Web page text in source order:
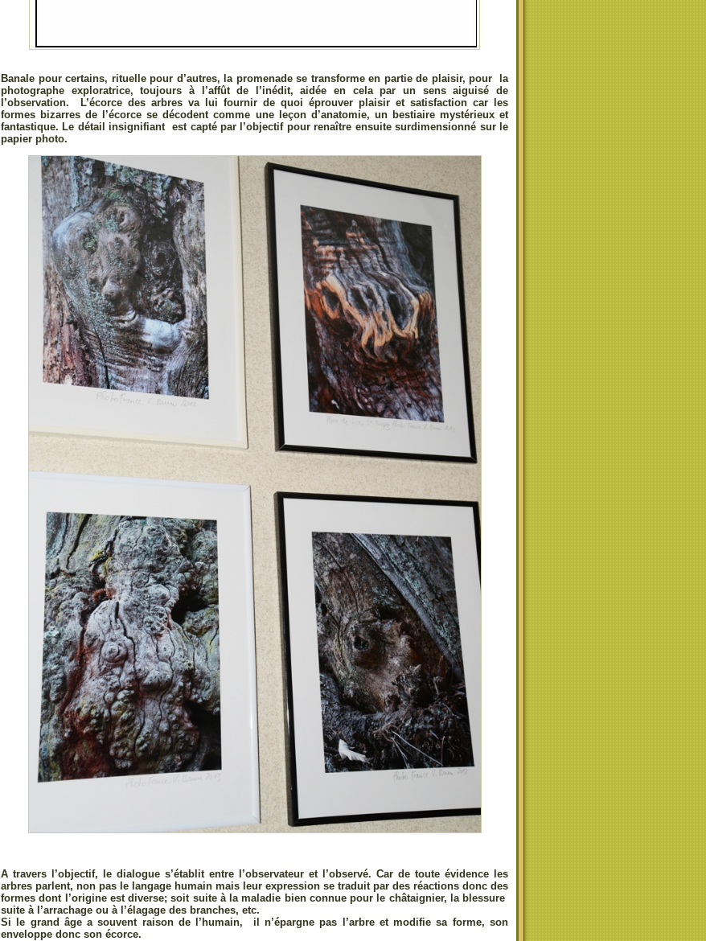
Banale pour certains, rituelle pour d’autres, la promenade se transforme en partie de plaisir, pour la
photographe exploratrice, toujours à l’affût de l’inédit, aidée en cela par un sens aiguisé de
l’observation. L’écorce des arbres va lui fournir de quoi éprouver plaisir et satisfaction car les
formes bizarres de l’écorce se décodent comme une leçon d’anatomie, un bestiaire mystérieux et
fantastique. Le détail insignifiant est capté par l’objectif pour renaître ensuite surdimensionné sur le
papier photo.
A travers l’objectif, le dialogue s’établit entre l’observateur et l’observé. Car de toute évidence les
arbres parlent, non pas le langage humain mais leur expression se traduit par des réactions donc des
formes dont l’origine est diverse; soit suite à la maladie bien connue pour le châtaignier, la blessure
suite à l’arrachage ou à l’élagage des branches, etc.
Si le grand âge a souvent raison de l’humain, il n’épargne pas l’arbre et modifie sa forme, son
enveloppe donc son écorce.